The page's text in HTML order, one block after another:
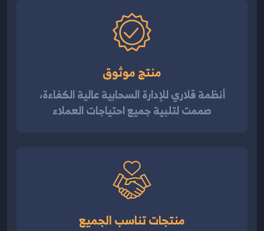
منتج موثوق
أنظمة قلاري للإدارة السحابية عالية الكفاءة،
صممت لتلبية جميع احتياجات العملاء
منتجات تناسب الجميع